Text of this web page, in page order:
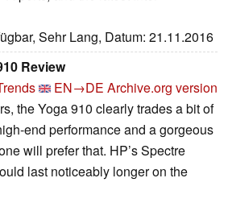
Sehr Lang, Datum: 21.11.2016
Review
EN→DE Archive.org version
the Yoga 910 clearly trades a bit of
end performance and a gorgeous
will prefer that. HP’s Spectre
last noticeably longer on the